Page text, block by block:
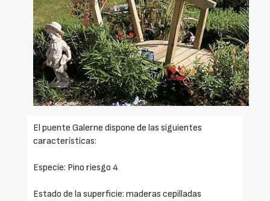
El puente Galerne dispone de las siguientes
características:
Especie: Pino riesgo 4
Estado de la superficie: maderas cepilladas